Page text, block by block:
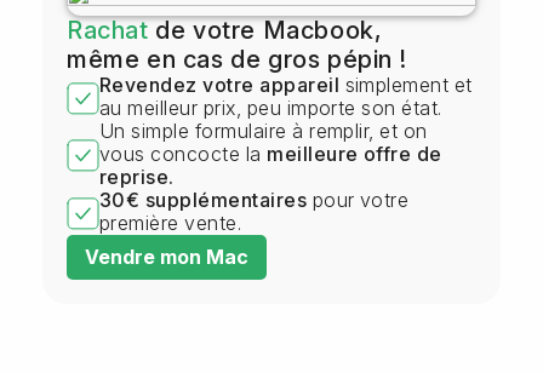
Rachatde votre Macbook,
même en cas de gros pépin !
Revendez votre appareil simplement et
au meilleur prix, peu importe son état.
Un simple formulaire à remplir, et on
vous concocte la meilleure offre de
reprise.
30€ supplémentaires pour votre
première vente.
Vendre mon Mac